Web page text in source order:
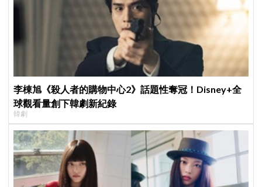
李棟旭《殺人者的購物中心2》話題性奪冠！Disney+全
球觀看量創下韓劇新紀錄
韓劇